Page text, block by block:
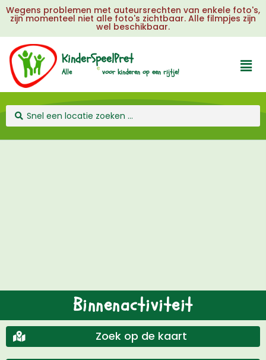
Wegens problemen met auteursrechten van enkele foto's,
zijn momenteel niet alle foto's zichtbaar. Alle filmpjes zijn
wel beschikbaar.
KinderSpeelPret
Alle voor kinderen op een rijtje!
Binnenactiviteit
Zoek op de kaart